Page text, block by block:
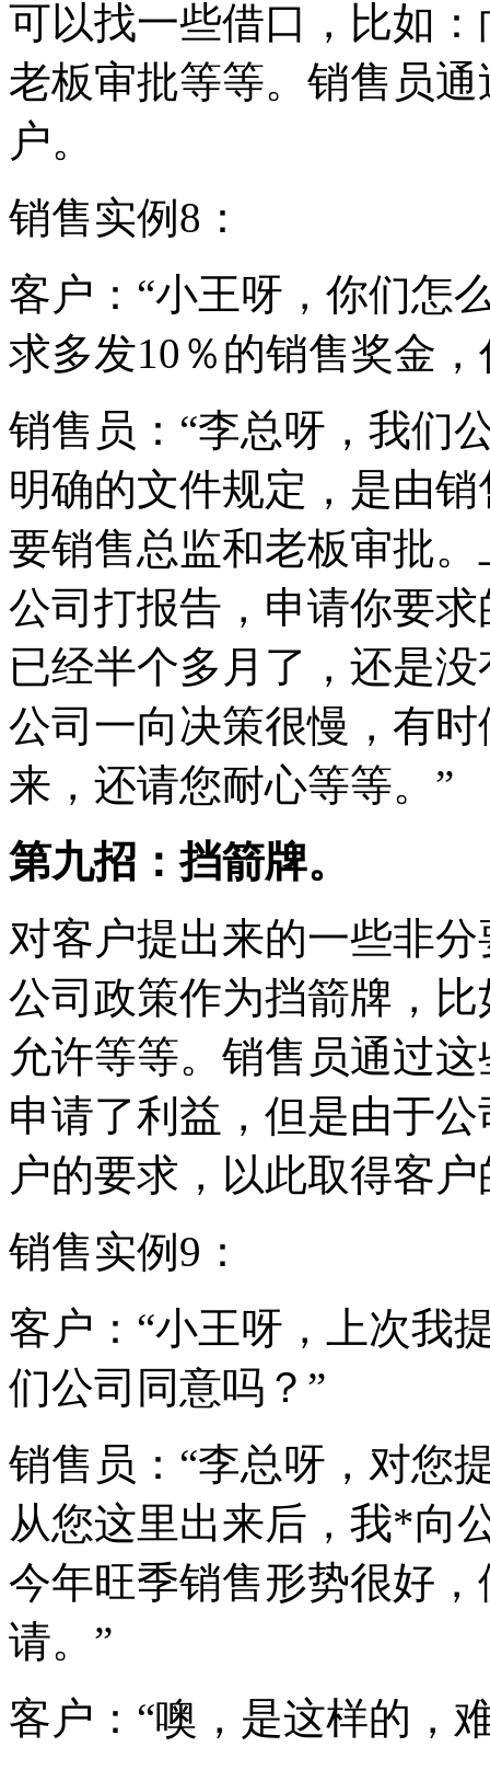
可以找一些借口，比如
老板审批等等。销售员
户。
销售实例8：
客户：“小王呀，你们怎
求多发10％的销售奖金
销售员：“李总呀，我们
明确的文件规定，是由
要销售总监和老板审批
公司打报告，申请你要
已经半个多月了，还是
公司一向决策很慢，有
来，还请您耐心等等。”
第九招：挡箭牌。
对客户提出来的一些非
公司政策作为挡箭牌，
允许等等。销售员通过
申请了利益，但是由于
户的要求，以此取得客
销售实例9：
客户：“小王呀，上次我
们公司同意吗？”
销售员：“李总呀，对您
从您这里出来后，我*向
今年旺季销售形势很好
请。”
客户：“噢，是这样的，